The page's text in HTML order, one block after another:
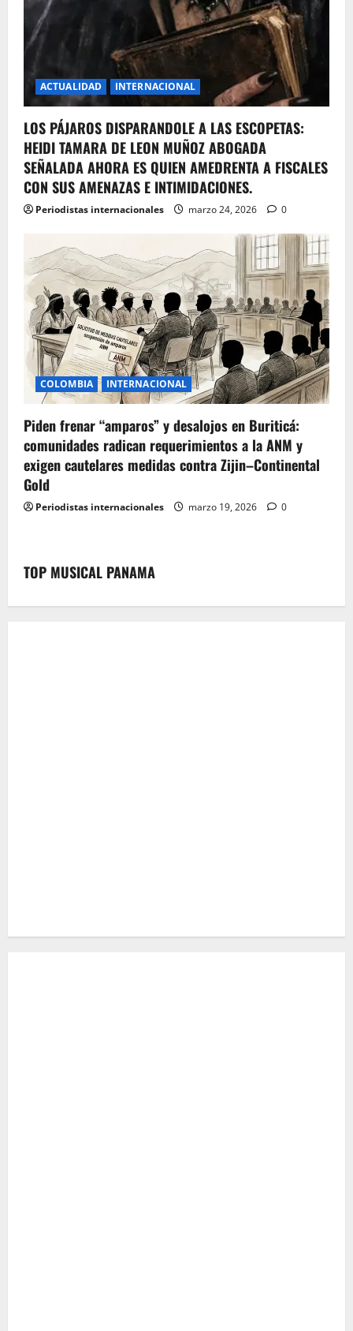
ACTUALIDAD INTERNACIONAL
LOS PÁJAROS DISPARANDOLE A LAS ESCOPETAS:
HEIDI TAMARA DE LEON MUÑOZ ABOGADA
SEÑALADA AHORA ES QUIEN AMEDRENTA A FISCALES
CON SUS AMENAZAS E INTIMIDACIONES.
Periodistas internacionales marzo 24, 2026 0
COLOMBIA INTERNACIONAL
Piden frenar “amparos” y desalojos en Buriticá:
comunidades radican requerimientos a la ANM y
exigen cautelares medidas contra Zijin–Continental
Gold
Periodistas internacionales marzo 19, 2026 0
TOP MUSICAL PANAMA